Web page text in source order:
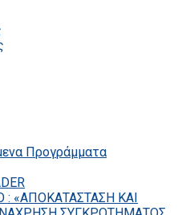
Προγράμματα
: «ΑΠΟΚΑΤΑΣΤΑΣΗ ΚΑΙ